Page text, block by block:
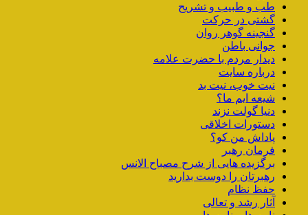
طب و طبیب و تشریح
گشتی در حرکت
گنجینه گوهر روان
جوانی باطن
دیدار مردم با حضرت علامه
درباره سایت
نیت خوب، نیت بد
شیعه ایم ما؟
دنیا گولت نزند
دستورات اخلاقی
پاداش من کو؟
فرمان رهبر
برگزیده هایی از شرح مصباح الانس
رهبرتان را دوست بدارید
حفظ نظام
آثار رشد و تعالی